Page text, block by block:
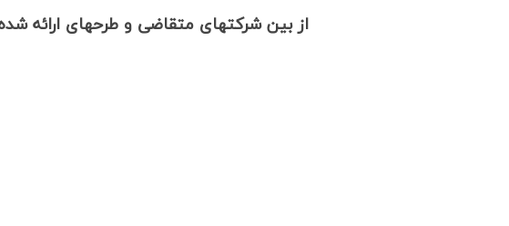
از بین شرکتهای متقاضی و طرحهای ارائه